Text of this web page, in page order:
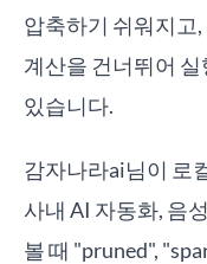
압축하기 쉬워지고
계산을 건너뛰어
있습니다.
감자나라ai님이 로
사내 AI 자동화, 음
볼 때 "pruned",